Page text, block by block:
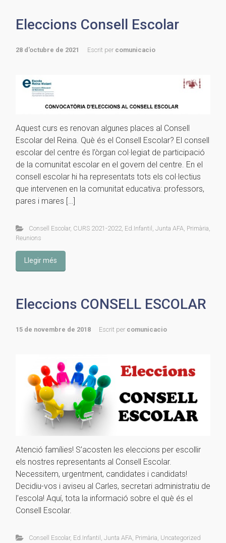
Eleccions Consell Escolar
28 d'octubre de 2021 Escrit per comunicacio
Aquest curs es renovan algunes places al Consell
Escolar del Reina. Què és el Consell Escolar? El consell
escolar del centre és l’òrgan col·legiat de participació
de la comunitat escolar en el govern del centre. En el
consell escolar hi ha representats tots els col·lectius
que intervenen en la comunitat educativa: professors,
pares i mares […]
Consell Escolar, CURS 2021-2022, Ed.Infantil Junta AFA Primària
Reunions
Llegir més
Eleccions CONSELL ESCOLAR
15 de novembre de 2018 Escrit per comunicacio
Atenció famílies! S’acosten les eleccions per escollir
els nostres representants al Consell Escolar.
Necessitem, urgentment, candidates i candidats!
Decidiu-vos i aviseu al Carles, secretari administratiu de
l’escola! Aquí, tota la informació sobre el què és el
Consell Escolar.
Consell Escolar, Ed.Infantil Junta AFA Primària Uncategorized